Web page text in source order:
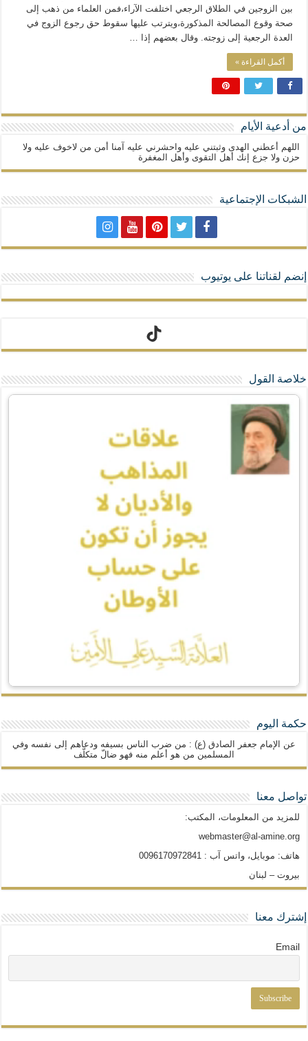
بين الزوجين في الطلاق الرجعي اختلفت الآراء،فمن العلماء من ذهب إلى
صحة وقوع المصالحة المذكورة،ويترتب عليها سقوط حق رجوع الزوج في
العدة الرجعية إلى زوجته. وقال بعضهم إذا …
أكمل القراءة »
من أدعية الأيام
اللهم أعطني الهدى وثبتني عليه واحشرني عليه آمنا أمن من لاخوف عليه ولا
حزن ولا جزع إنك أهل التقوى وأهل المغفرة
الشبكات الإجتماعية
إنضم لقناتنا على يوتيوب
تيك توك
خلاصة القول
حكمة اليوم
عن الإمام جعفر الصادق (ع) : من ضرب الناس بسيفه ودعاهم إلى نفسه وفي
المسلمين من هو أعلم منه فهو ضالّ متكلّف
تواصل معنا
للمزيد من المعلومات، المكتب:
webmaster@al-amine.org
هاتف: موبايل، واتس آب : 0096170972841
بيروت – لبنان
إشترك معنا
Email